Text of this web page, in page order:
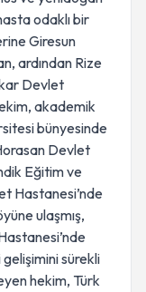
odaklı bir
Giresun
ardından Rize
Devlet
akademik
bünyesinde
Devlet
Eğitim ve
Hastanesi’nde
ulaşmış,
gelişimini sürekli
hekim, Türk